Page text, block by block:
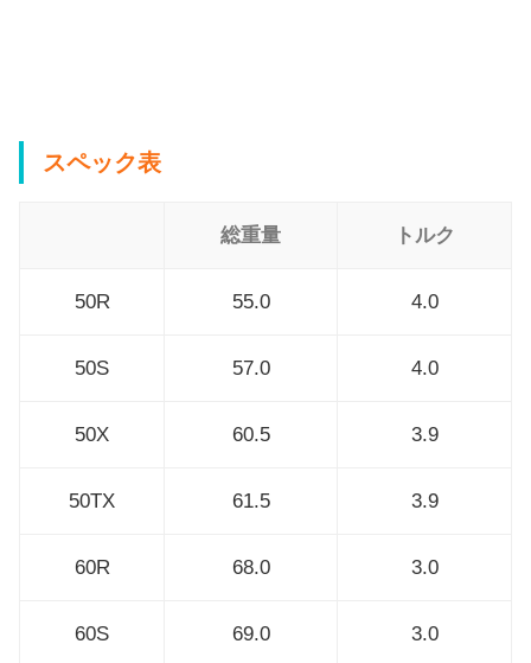
スペック表
総重量 トルク
50R 55.0 4.0
50S 57.0 4.0
50X 60.5 3.9
50TX 61.5 3.9
60R 68.0 3.0
60S 69.0 3.0